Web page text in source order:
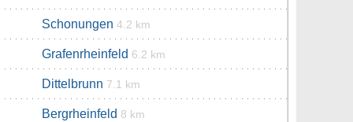
Schonungen 4.2 km
Grafenrheinfeld 6.2 km
Dittelbrunn 7.1 km
Bergrheinfeld 8 km